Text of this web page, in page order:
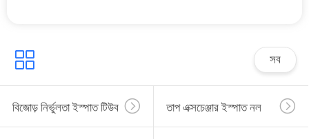
সব
বিজোড় নির্ভুলতা ইস্পাত টিউব তাপ এক্সচেঞ্জার ইস্পাত নল